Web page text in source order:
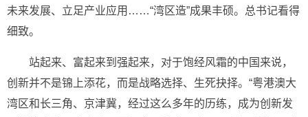
未来发展、立足产业应用……“湾区造”成果丰硕。总书记看得
细致。
站起来、富起来到强起来，对于饱经风霜的中国来说，
创新并不是锦上添花，而是战略选择、生死抉择。“粤港澳大
湾区和长三角、京津冀，经过这么多年的历练，成为创新发